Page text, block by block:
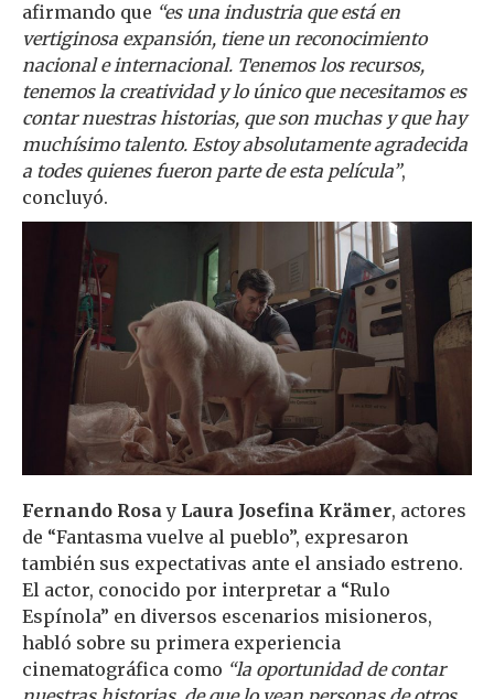
afirmando que “es una industria que está en
vertiginosa expansión, tiene un reconocimiento
nacional e internacional. Tenemos los recursos,
tenemos la creatividad y lo único que necesitamos es
contar nuestras historias, que son muchas y que hay
muchísimo talento. Estoy absolutamente agradecida
a todes quienes fueron parte de esta película”,
concluyó.
Fernando Rosa y Laura Josefina Krämer, actores
de “Fantasma vuelve al pueblo”, expresaron
también sus expectativas ante el ansiado estreno.
El actor, conocido por interpretar a “Rulo
Espínola” en diversos escenarios misioneros,
habló sobre su primera experiencia
cinematográfica como “la oportunidad de contar